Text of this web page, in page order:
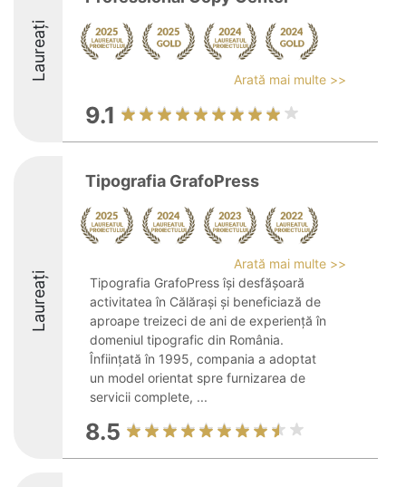
Laureați Arată mai multe >>
9.1
Laureați
Tipografia GrafoPress
Arată mai multe >>
Tipografia GrafoPress își desfășoară
activitatea în Călărași și beneficiază de
aproape treizeci de ani de experiență în
domeniul tipografic din România.
Înființată în 1995, compania a adoptat
un model orientat spre furnizarea de
servicii complete, ...
8.5